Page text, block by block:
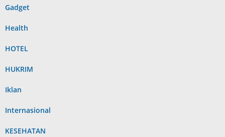
Gadget
Health
HOTEL
HUKRIM
Iklan
Internasional
KESEHATAN